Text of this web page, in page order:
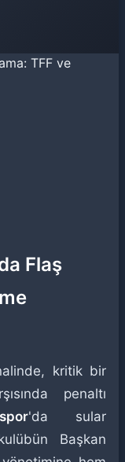
Flaş
kritik bir
penaltı
'da sular
Başkan